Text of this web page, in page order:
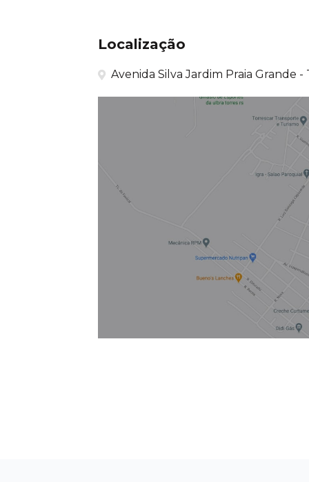
Localização
Avenida Silva Jardim Praia Grande -